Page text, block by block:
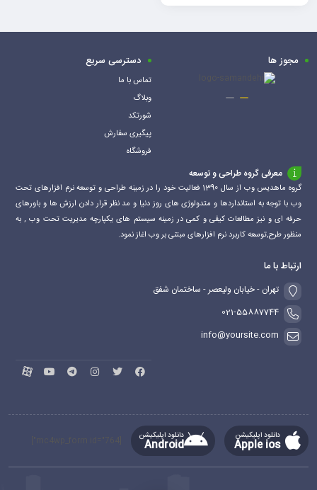
افزودن
به
مجوز ها دسترسی سریع
تماس با ما
وبلاگ
شورتکد
پیگیری سفارش
فروشگاه
معرفی گروه طراحی و توسعه
گروه ماهدیس وب از سال 1390 فعالیت خود را در زمینه طراحی و توسعه نرم افزارهای تحت
وب با توجه به استانداردها و متدولوژی های روز دنیا و مد نظر قرار دادن ارزش ها و باورهای
حرفه ای و نیز مطالعات کیفی و کمی در زمینه سیستم های یکپارچه مدیریت تحت وب , به
منظور طرح,توسعه کاربرد نرم افزارهای مبتنی بر وب اغاز نمود.
ارتباط با ما
تهران - خیابان ولیعصر - ساختمان شفق
021-55887744
info@yoursite.com
دانلود اپلیکیشن
Apple ios
دانلود اپلیکیشن
Android